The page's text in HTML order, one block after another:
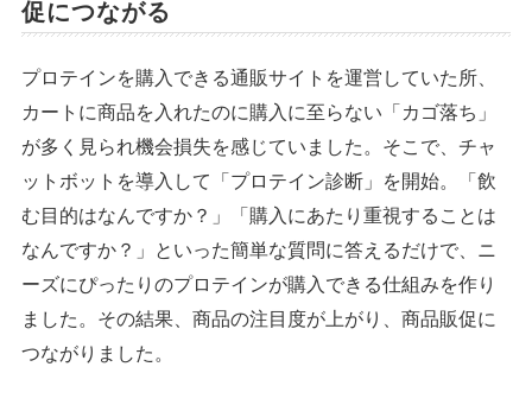
促につながる
プロテインを購入できる通販サイトを運営していた所、
カートに商品を入れたのに購入に至らない「カゴ落ち」
が多く見られ機会損失を感じていました。そこで、チャ
ットボットを導入して「プロテイン診断」を開始。「飲
む目的はなんですか？」「購入にあたり重視することは
なんですか？」といった簡単な質問に答えるだけで、ニ
ーズにぴったりのプロテインが購入できる仕組みを作り
ました。その結果、商品の注目度が上がり、商品販促に
つながりました。